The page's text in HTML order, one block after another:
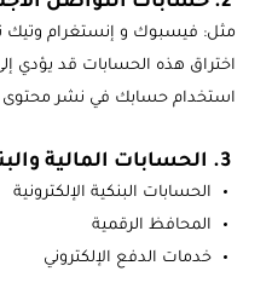
اختراق هذه الحسابات قد يؤدي
استخدام حسابك في نشر محتوى
الحسابات البنكية الإلكترونية
المحافظ الرقمية
خدمات الدفع الإلكتروني